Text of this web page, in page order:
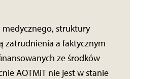
struktury
zatrudnienia a faktycznym
ze środków
AOTMiT nie jest w stanie